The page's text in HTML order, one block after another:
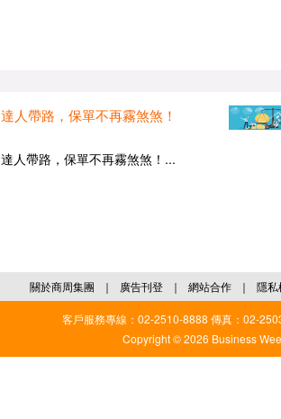
達人帶路，保單不再霧煞煞！
達人帶路，保單不再霧煞煞！...
關於商周集團 ｜ 廣告刊登 ｜ 網站合作 ｜ 隱私
客戶服務專線：02-2510-8888 傳真：02-
Copyright © 2026 Business